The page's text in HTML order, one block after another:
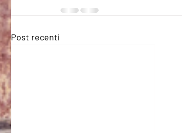
Post recenti